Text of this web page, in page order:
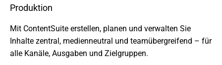
Produktion
Mit ContentSuite erstel­len, planen und verwal­ten Sie
Inhalte zentral, medi­en­neu­tral und team­über­grei­fend – für
alle Kanäle, Ausgaben und Zielgruppen.